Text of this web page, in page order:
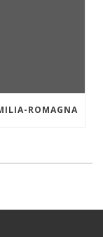
ROMAGNA